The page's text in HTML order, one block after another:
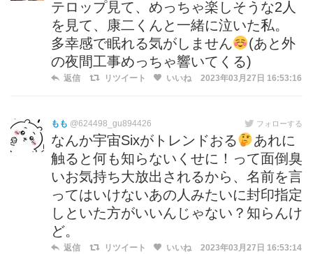
テロップ見て、めっちゃ楽しそうな2人
を見て、康二くんと一緒に泣いた私。
多幸感で眠れる気がしません
(あと外
の夜間工事めっちゃ響いてくる)
返信 リツイート いいね 2023年03月27日 16:53:16
もも @624498_gu894426 フォローする
なんか宇宙Sixがトレンドおる
あれに
触ると何も知らないくせに！って面倒臭
いお気持ち大放出されるから、名前を言
ってはいけないあの人みたいに封印指定
しといた方がいいんじゃない？知らんけ
ど。
返信 リツイート いいね 2023年03月27日 16:53:14